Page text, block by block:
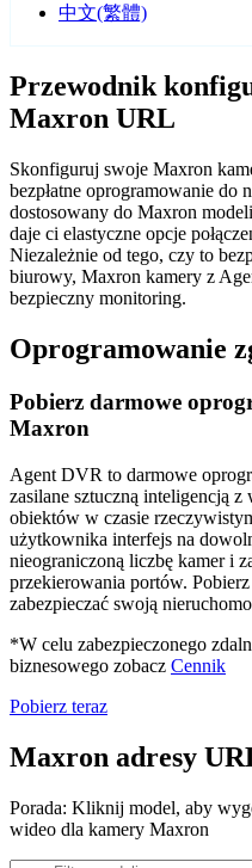
中文(繁體)
Przewodnik
Maxron URL
Skonfiguruj swoje Maxron
bezpłatne oprogramowanie do
dostosowany do Maxron
daje ci elastyczne opcje
Niezależnie od tego, czy to
biurowy, Maxron kamery z
bezpieczny monitoring.
Oprogramowanie
Pobierz darmowe
Maxron
Agent DVR to darmowe
zasilane sztuczną inteligencją
obiektów w czasie
użytkownika interfejs na
nieograniczoną liczbę kamer i
przekierowania portów.
zabezpieczać swoją
*W celu zabezpieczonego
biznesowego zobacz Cennik
Pobierz teraz
Maxron adresy
Porada: Kliknij model, aby
wideo dla kamery Maxron